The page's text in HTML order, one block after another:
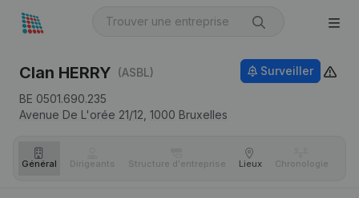
Clan HERRY (ASBL)
BE 0501.690.235
Avenue De L'orée 21/12, 1000 Bruxelles
Surveiller
Général Dirigeants Structure d'entreprise Lieux Chronologie